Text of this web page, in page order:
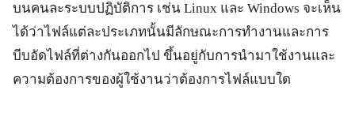
บนคนละระบบปฏิบัติการ เช่น Linux และ Windows จะเห็น
ได้ว่าไฟล์แต่ละประเภทนั้นมีลักษณะการทำงานและการ
บีบอัดไฟล์ที่ต่างกันออกไป ขึ้นอยู่กับการนำมาใช้งานและ
ความต้องการของผู้ใช้งานว่าต้องการไฟล์แบบใด